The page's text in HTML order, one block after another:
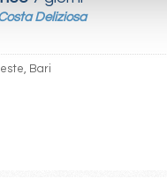
Deliziosa
Bari